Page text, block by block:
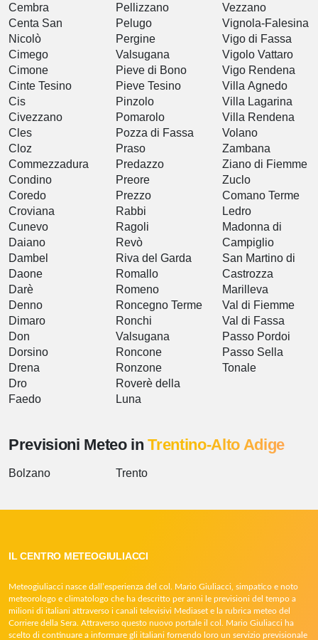
Cembra
Centa San
Nicolò
Cimego
Cimone
Cinte Tesino
Cis
Civezzano
Cles
Cloz
Commezzadura
Condino
Coredo
Croviana
Cunevo
Daiano
Dambel
Daone
Darè
Denno
Dimaro
Don
Dorsino
Drena
Dro
Faedo
Pellizzano
Pelugo
Pergine
Valsugana
Pieve di Bono
Pieve Tesino
Pinzolo
Pomarolo
Pozza di Fassa
Praso
Predazzo
Preore
Prezzo
Rabbi
Ragoli
Revò
Riva del Garda
Romallo
Romeno
Roncegno Terme
Ronchi
Valsugana
Roncone
Ronzone
Roverè della
Luna
Vezzano
Vignola-Falesina
Vigo di Fassa
Vigolo Vattaro
Vigo Rendena
Villa Agnedo
Villa Lagarina
Villa Rendena
Volano
Zambana
Ziano di Fiemme
Zuclo
Comano Terme
Ledro
Madonna di
Campiglio
San Martino di
Castrozza
Marilleva
Val di Fiemme
Val di Fassa
Passo Pordoi
Passo Sella
Tonale
Previsioni Meteo inTrentino-Alto Adige
Bolzano Trento
IL CENTRO METEOGIULIACCI
Meteogiuliacci nasce dall’esperienza del col. Mario Giuliacci, simpatico e noto
meteorologo e climatologo che ha descritto per anni le previsioni del tempo a
milioni di italiani attraverso i canali televisivi Mediaset e la rubrica meteo del
Corriere della Sera. Attraverso questo nuovo portale il col. Mario Giuliacci ha
scelto di continuare a informare gli italiani fornendo loro un servizio previsionale